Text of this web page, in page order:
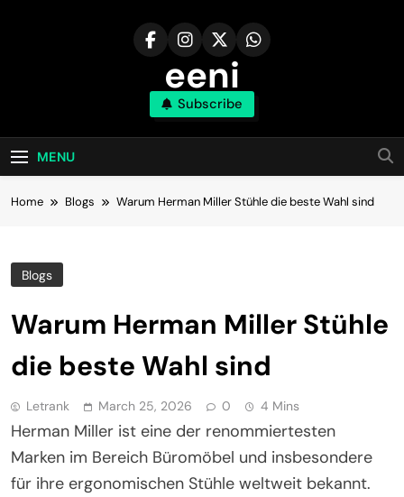
eeni
Subscribe
MENU
Home Blogs Warum Herman Miller Stühle die beste Wahl sind
Blogs
Warum Herman Miller Stühle
die beste Wahl sind
Letrank March 25, 2026 0 4 Mins
Herman Miller ist eine der renommiertesten
Marken im Bereich Büromöbel und insbesondere
für ihre ergonomischen Stühle weltweit bekannt.